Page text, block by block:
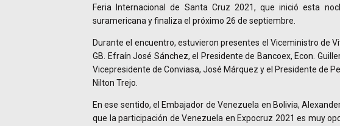
Feria Internacional de Santa Cruz 2021, que inició esta
suramericana y finaliza el próximo 26 de septiembre.
Durante el encuentro, estuvieron presentes el Viceministro de
GB. Efraín José Sánchez, el Presidente de Bancoex, Econ.
Vicepresidente de Conviasa, José Márquez y el Presidente de
Nilton Trejo.
En ese sentido, el Embajador de Venezuela en Bolivia,
que la participación de Venezuela en Expocruz 2021 es muy